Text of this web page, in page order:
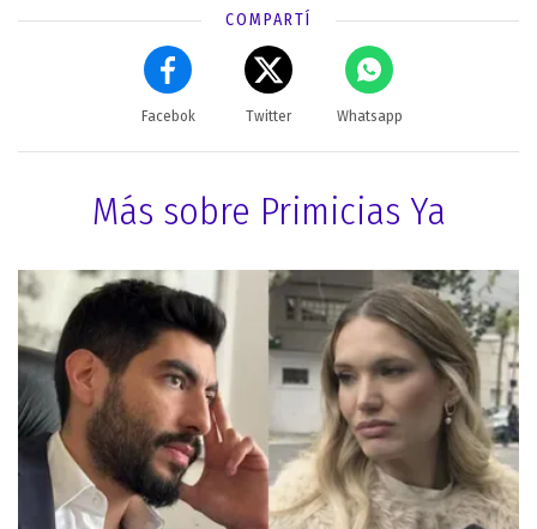
COMPARTÍ
Facebok Twitter Whatsapp
Más sobre Primicias Ya